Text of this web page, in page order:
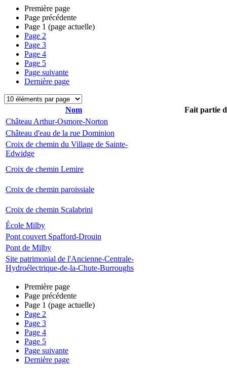
Première page
Page précédente
Page 1 (page actuelle)
Page 2
Page 3
Page 4
Page 5
Page suivante
Dernière page
Nom
Fait partie
Château Arthur-Osmore-Norton
Château d'eau de la rue Dominion
Croix de chemin du Village de Sainte-
Edwidge
Croix de chemin Lemire
Croix de chemin paroissiale
Croix de chemin Scalabrini
École Milby
Pont couvert Spafford-Drouin
Pont de Milby
Site patrimonial de l'Ancienne-Centrale-
Hydroélectrique-de-la-Chute-Burroughs
Première page
Page précédente
Page 1 (page actuelle)
Page 2
Page 3
Page 4
Page 5
Page suivante
Dernière page